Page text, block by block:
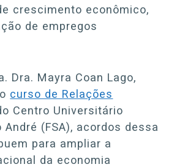
crescimento econômico,
de empregos
Dra. Mayra Coan Lago,
curso de Relações
Centro Universitário
André (FSA), acordos dessa
para ampliar a
da economia